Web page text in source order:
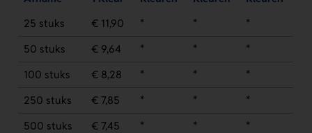
25 stuks
€ 11,90 * *
*
50 stuks
€ 9,64 * *
*
100 stuks
€ 8,28 * *
*
250 stuks
€ 7,85 * *
*
500 stuks
€ 7,45 * *
*